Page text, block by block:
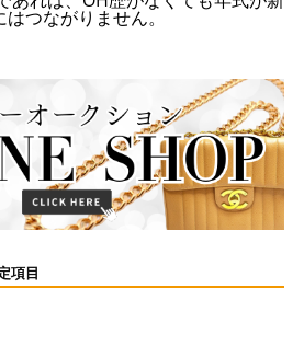
つながりません。
項目